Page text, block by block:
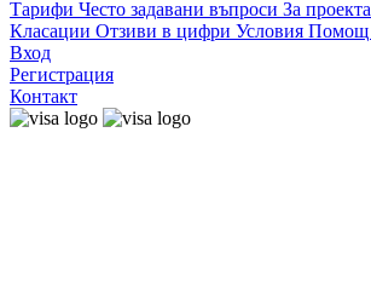
Тарифи Често задавани въпроси За проекта
Класации Отзиви в цифри Условия Помощ
Вход
Регистрация
Контакт